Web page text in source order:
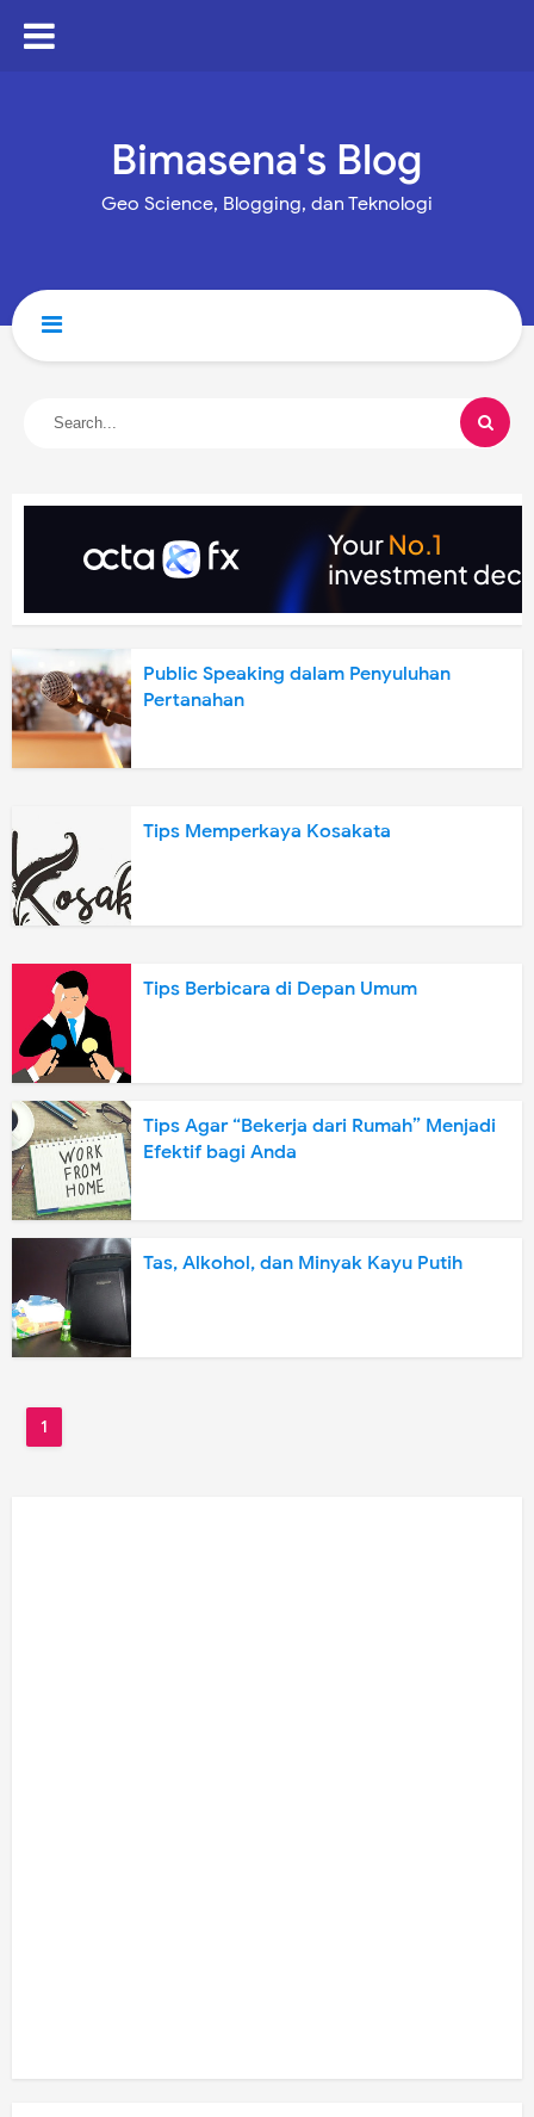
Bimasena's Blog
Geo Science, Blogging, dan Teknologi
Public Speaking dalam Penyuluhan
Pertanahan
Tips Memperkaya Kosakata
Tips Berbicara di Depan Umum
Tips Agar “Bekerja dari Rumah” Menjadi
Efektif bagi Anda
Tas, Alkohol, dan Minyak Kayu Putih
1